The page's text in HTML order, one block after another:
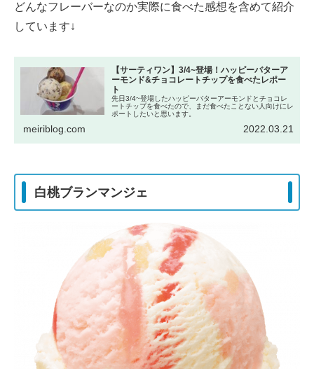
どんなフレーバーなのか実際に食べた感想を含めて紹介
しています↓
【サーティワン】3/4~登場！ハッピーバターア
ーモンド&チョコレートチップを食べたレポー
ト
先日3/4~登場したハッピーバターアーモンドとチョコレ
ートチップを食べたので、まだ食べたことない人向けにレ
ポートしたいと思います。
meiriblog.com 2022.03.21
白桃ブランマンジェ